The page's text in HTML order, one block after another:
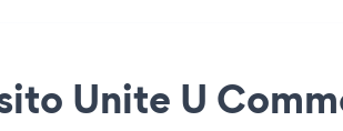
Unite U